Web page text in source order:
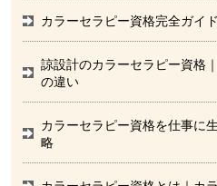
カラーセラピー資格完全ガイ
諒設計のカラーセラピー資格
の違い
カラーセラピー資格を仕事に
略